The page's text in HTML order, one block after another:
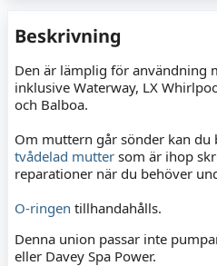
Beskrivning
Den är lämplig för användning
inklusive Waterway, LX
och Balboa.
Om muttern går sönder kan du
tvådelad mutter som är ihop
reparationer när du behöver
O-ringen tillhandahålls.
Denna union passar inte
eller Davey Spa Power.